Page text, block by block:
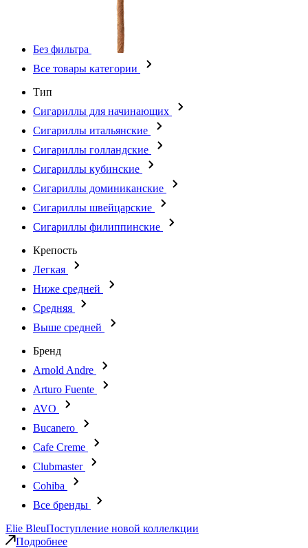
Без фильтра
Все товары категории
Тип
Сигариллы для начинающих
Сигариллы итальянские
Сигариллы голландские
Сигариллы кубинские
Сигариллы доминиканские
Сигариллы швейцарские
Сигариллы филиппинские
Крепость
Легкая
Ниже средней
Средняя
Выше средней
Бренд
Arnold Andre
Arturo Fuente
AVO
Bucanero
Cafe Creme
Clubmaster
Cohiba
Все бренды
Elie BleuПоступление новой коллелкции
Подробнее